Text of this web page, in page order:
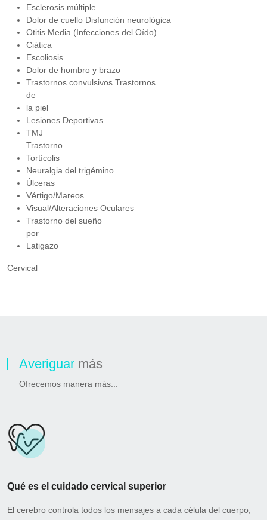
Esclerosis múltiple
Dolor de cuello Disfunción neurológica
Otitis Media (Infecciones del Oído)
Ciática
Escoliosis
Dolor de hombro y brazo
Trastornos convulsivos Trastornos
de
la piel
Lesiones Deportivas
TMJ
Trastorno
Tortícolis
Neuralgia del trigémino
Úlceras
Vértigo/Mareos
Visual/Alteraciones Oculares
Trastorno del sueño
por
Latigazo
Cervical
Averiguar más
Ofrecemos manera más...
Qué es el cuidado cervical superior
El cerebro controla todos los mensajes a cada célula del cuerpo,